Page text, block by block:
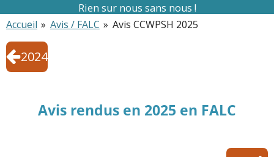
Rien sur nous sans nous !
Accueil » Avis / FALC » Avis CCWPSH 2025
2024
Avis rendus en 2025 en FALC